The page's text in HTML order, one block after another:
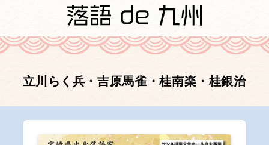
立川らく兵・吉原馬雀・桂南楽・桂銀治